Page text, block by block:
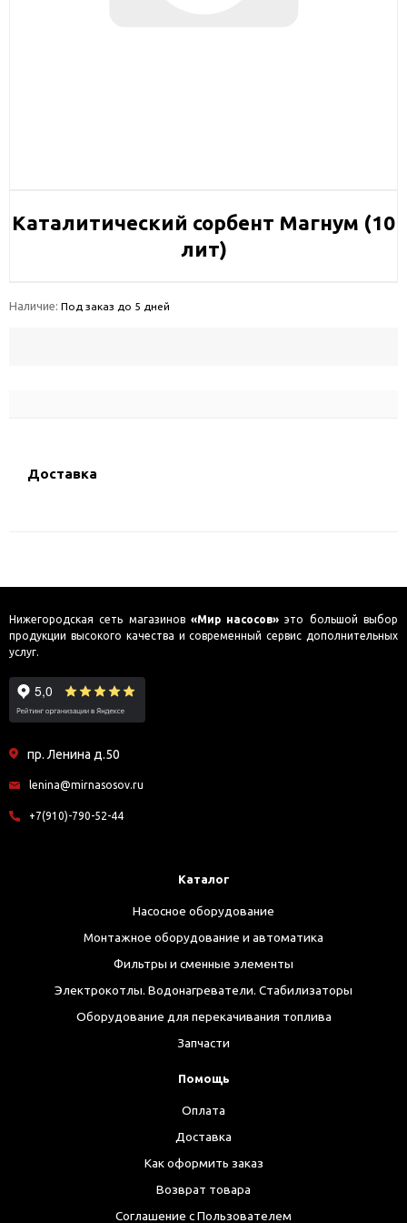
Каталитический сорбент Магнум (10
лит)
Наличие: Под заказ до 5 дней
Доставка
Нижегородская сеть магазинов «Мир насосов» это большой выбор
продукции высокого качества и современный сервис дополнительных
услуг.
пр. Ленина д.50
lenina@mirnasosov.ru
+7(910)-790-52-44
Каталог
Насосное оборудование
Монтажное оборудование и автоматика
Фильтры и сменные элементы
Электрокотлы. Водонагреватели. Стабилизаторы
Оборудование для перекачивания топлива
Запчасти
Помощь
Оплата
Доставка
Как оформить заказ
Возврат товара
Соглашение с Пользователем